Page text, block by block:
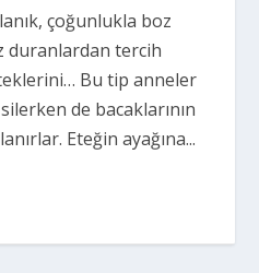
çoğunlukla boz
duranlardan tercih
Bu tip anneler
de bacaklarının
Eteğin ayağına...